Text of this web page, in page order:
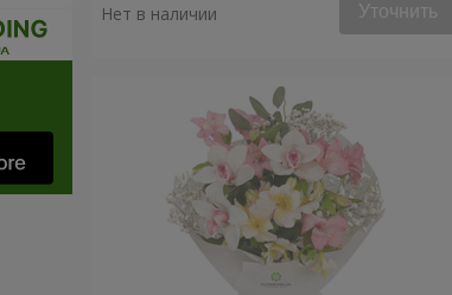
Нет в наличии Уточнить